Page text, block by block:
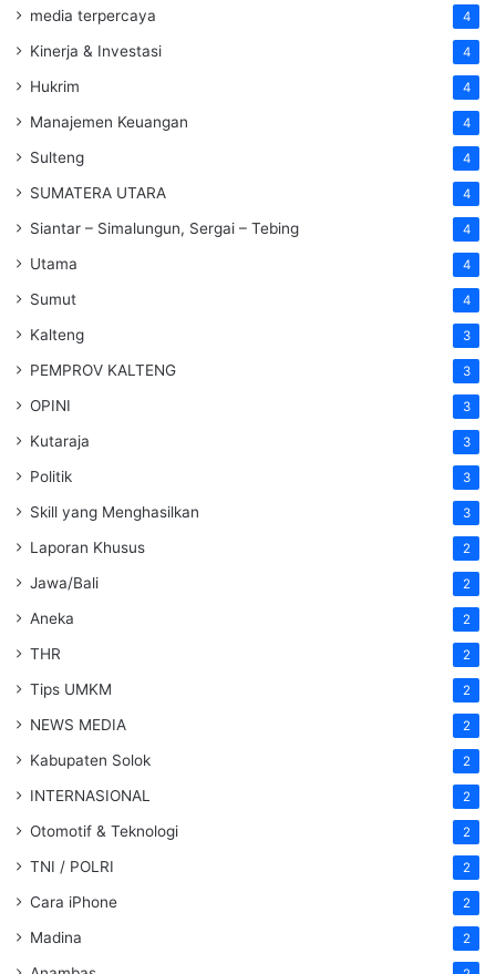
media terpercaya 4
Kinerja & Investasi 4
Hukrim 4
Manajemen Keuangan 4
Sulteng 4
SUMATERA UTARA 4
Siantar – Simalungun, Sergai – Tebing 4
Utama 4
Sumut 4
Kalteng 3
PEMPROV KALTENG 3
OPINI 3
Kutaraja 3
Politik 3
Skill yang Menghasilkan 3
Laporan Khusus 2
Jawa/Bali 2
Aneka 2
THR 2
Tips UMKM 2
NEWS MEDIA 2
Kabupaten Solok 2
INTERNASIONAL 2
Otomotif & Teknologi 2
TNI / POLRI 2
Cara iPhone 2
Madina 2